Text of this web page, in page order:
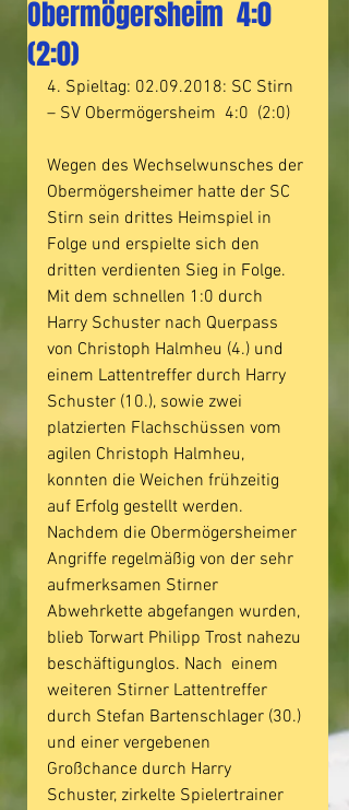
Obermögersheim 4:0
(2:0)
4. Spieltag: 02.09.2018: SC Stirn
– SV Obermögersheim  4:0  (2:0)
Wegen des Wechselwunsches der
Obermögersheimer hatte der SC
Stirn sein drittes Heimspiel in
Folge und erspielte sich den
dritten verdienten Sieg in Folge.
Mit dem schnellen 1:0 durch
Harry Schuster nach Querpass
von Christoph Halmheu (4.) und
einem Lattentreffer durch Harry
Schuster (10.), sowie zwei
platzierten Flachschüssen vom
agilen Christoph Halmheu,
konnten die Weichen frühzeitig
auf Erfolg gestellt werden.
Nachdem die Obermögersheimer
Angriffe regelmäßig von der sehr
aufmerksamen Stirner
Abwehrkette abgefangen wurden,
blieb Torwart Philipp Trost nahezu
beschäftigunglos. Nach  einem
weiteren Stirner Lattentreffer
durch Stefan Bartenschlager (30.)
und einer vergebenen
Großchance durch Harry
Schuster, zirkelte Spielertrainer